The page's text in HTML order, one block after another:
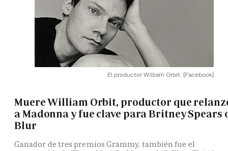
El productor William Orbit. (Facebook)
Muere William Orbit, productor que
a Madonna y fue clave para Britney Spears
Blur
Ganador de tres premios Grammy, también fue el